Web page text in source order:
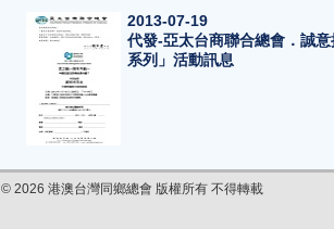
2013-07-19
代發-亞太台商聯合總會．誠
系列」活動訊息
© 2026 港澳台灣同鄉總會 版權所有 不得轉載